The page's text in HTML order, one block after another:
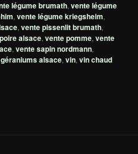
légume brumath,vente légume
,vente légume kriegsheim,
,vente pissenlit brumath,
alsace,vente pomme,vente
,vente sapin nordmann,
alsace,vin,vin chaud